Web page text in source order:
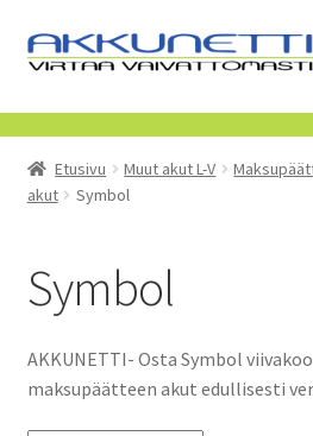
Siirry
navigointiin
Siirry
sisältöön
Kauppa
Tietoa meistä
Toimitusehdot
POISTUVAT TUOTTEET
Etusivu Muut akut L-V
akut
Symbol
Symbol
AKKUNETTI- Osta Symbol
maksupäätteen akut edullisesti